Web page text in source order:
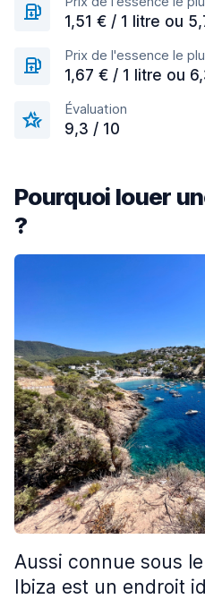
1,51 € / 1 litre ou
Prix de l'essence le
1,67 € / 1 litre ou
Évaluation
9,3 / 10
Pourquoi louer
?
Aussi connue sous
Ibiza est un endroit